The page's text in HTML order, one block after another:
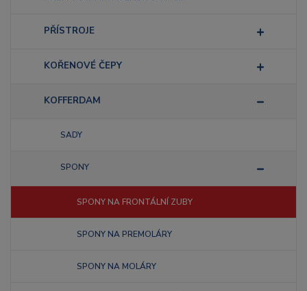
PŘÍSTROJE
KOŘENOVÉ ČEPY
KOFFERDAM
SADY
SPONY
SPONY NA FRONTÁLNÍ ZUBY
SPONY NA PREMOLÁRY
SPONY NA MOLÁRY